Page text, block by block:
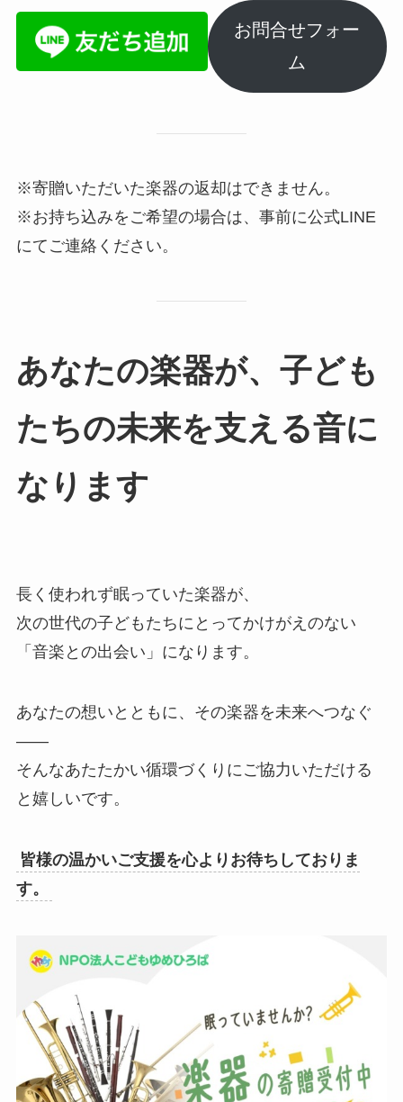
お問合せフォー
ム
※寄贈いただいた楽器の返却はできません。
※お持ち込みをご希望の場合は、事前に公式LINE
にてご連絡ください。
あなたの楽器が、子ども
たちの未来を支える音に
なります
長く使われず眠っていた楽器が、
次の世代の子どもたちにとってかけがえのない
「音楽との出会い」になります。
あなたの想いとともに、その楽器を未来へつなぐ
——
そんなあたたかい循環づくりにご協力いただける
と嬉しいです。
皆様の温かいご支援を心よりお待ちしておりま
す。